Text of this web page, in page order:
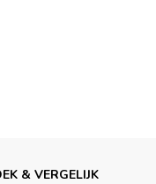
& VERGELIJK